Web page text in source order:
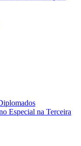
Especial na Terceira